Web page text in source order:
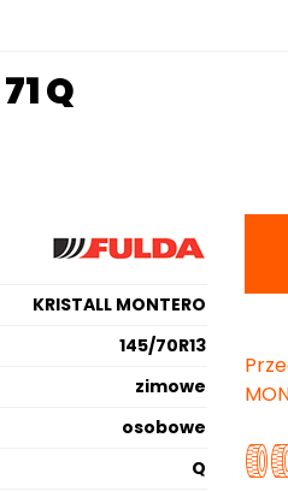
Q
KRISTALL MONTERO
145/70R13
zimowe
osobowe
Q